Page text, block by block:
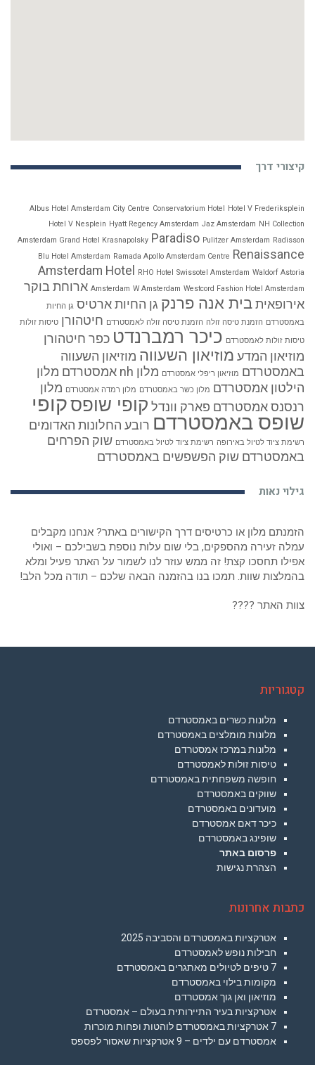
קיצורי דרך
Albus Hotel Amsterdam City Centre Conservatorium Hotel
Hotel V Frederiksplein
Hotel V Nesplein Hyatt Regency Amsterdam Jaz Amsterdam NH Collection
Amsterdam Grand Hotel Krasnapolsky Paradiso Pulitzer Amsterdam Radisson
Blu Hotel Amsterdam Ramada Apollo Amsterdam Centre Renaissance
Amsterdam Hotel
RHO Hotel Swissotel Amsterdam Waldorf Astoria
Amsterdam W Amsterdam Westcord Fashion Hotel Amsterdam
ארוחת בוקר
אירופאית בית אנה פרנק גן החיות ארטיס גן החיות
באמסטרדם הזמנת טיסה זולה הזמנת טיסה זולה לאמסטרדם חיטהורן טיסות זולות
טיסות זולות לאמסטרדם כיכר רמברנדט כפר חיטהורן
מוזיאון המדע מוזיאון השעווה מוזיאון השעווה
באמסטרדם מוזיאון ריפלי אמסטרדם מלון nh אמסטרדם
מלון
הילטון אמסטרדם מלון כשר באמסטרדם מלון רמדה אמסטרדם מלון
רנסנס אמסטרדם פארק וונדל קופי שופסקופי
שופס באמסטרדם רובע החלונות האדומים
רשימת ציוד לטיול באירופה רשימת ציוד לטיול באמסטרדם שוק הפרחים
באמסטרדם שוק הפשפשים באמסטרדם
גילוי נאות
הזמנתם מלון או כרטיסים דרך הקישורים באתר? אנחנו מקבלים
עמלה זעירה מהספקים, בלי שום עלות נוספת בשבילכם – ואולי
אפילו תחסכו קצת! זה ממש עוזר לנו לשמור על האתר פעיל ומלא
בהמלצות שוות. תמכו בנו בהזמנה הבאה שלכם – תודה מכל הלב!
צוות האתר ????
קטגוריות
מלונות כשרים באמסטרדם
מלונות מומלצים באמסטרדם
מלונות במרכז אמסטרדם
טיסות זולות לאמסטרדם
חופשה משפחתית באמסטרדם
שווקים באמסטרדם
מועדונים באמסטרדם
כיכר דאם אמסטרדם
שופינג באמסטרדם
פרסום באתר
הצהרת נגישות
כתבות אחרונות
אטרקציות באמסטרדם והסביבה 2025
חבילות נופש לאמסטרדם
7 טיפים לטיולים מאתגרים באמסטרדם
מקומות בילוי באמסטרדם
מוזיאון ואן גוך אמסטרדם
אטרקציות בעיר התיירותית בעולם – אמסטרדם
7 אטרקציות באמסטרדם לוהטות ופחות מוכרות
אמסטרדם עם ילדים – 9 אטרקציות שאסור לפספס